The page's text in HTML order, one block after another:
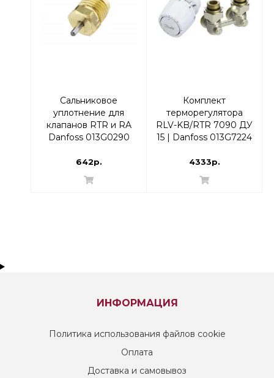
Сальниковое
уплотнение для
клапанов RTR и RA
Danfoss 013G0290
642р.
Комплект
терморегулятора
RLV-KB/RTR 7090 ДУ
15 | Danfoss 013G7224
4333р.
ИНФОРМАЦИЯ
Политика использования файлов cookie
Оплата
Доставка и самовывоз